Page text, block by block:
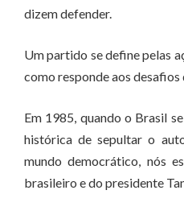
dizem defender.
Um partido se define pelas
como responde aos desafios
Em 1985, quando o Brasil
histórica de sepultar o
mundo democrático, nós
brasileiro e do presidente